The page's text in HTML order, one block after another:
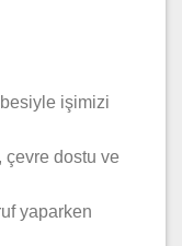
işimizi
çevre dostu ve
yaparken